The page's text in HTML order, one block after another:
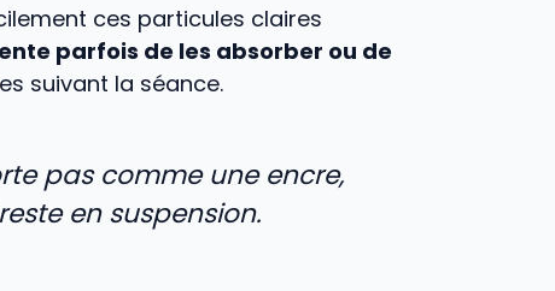
ces particules claires
parfois de les absorber ou de
suivant la séance.
pas comme une encre,
en suspension.